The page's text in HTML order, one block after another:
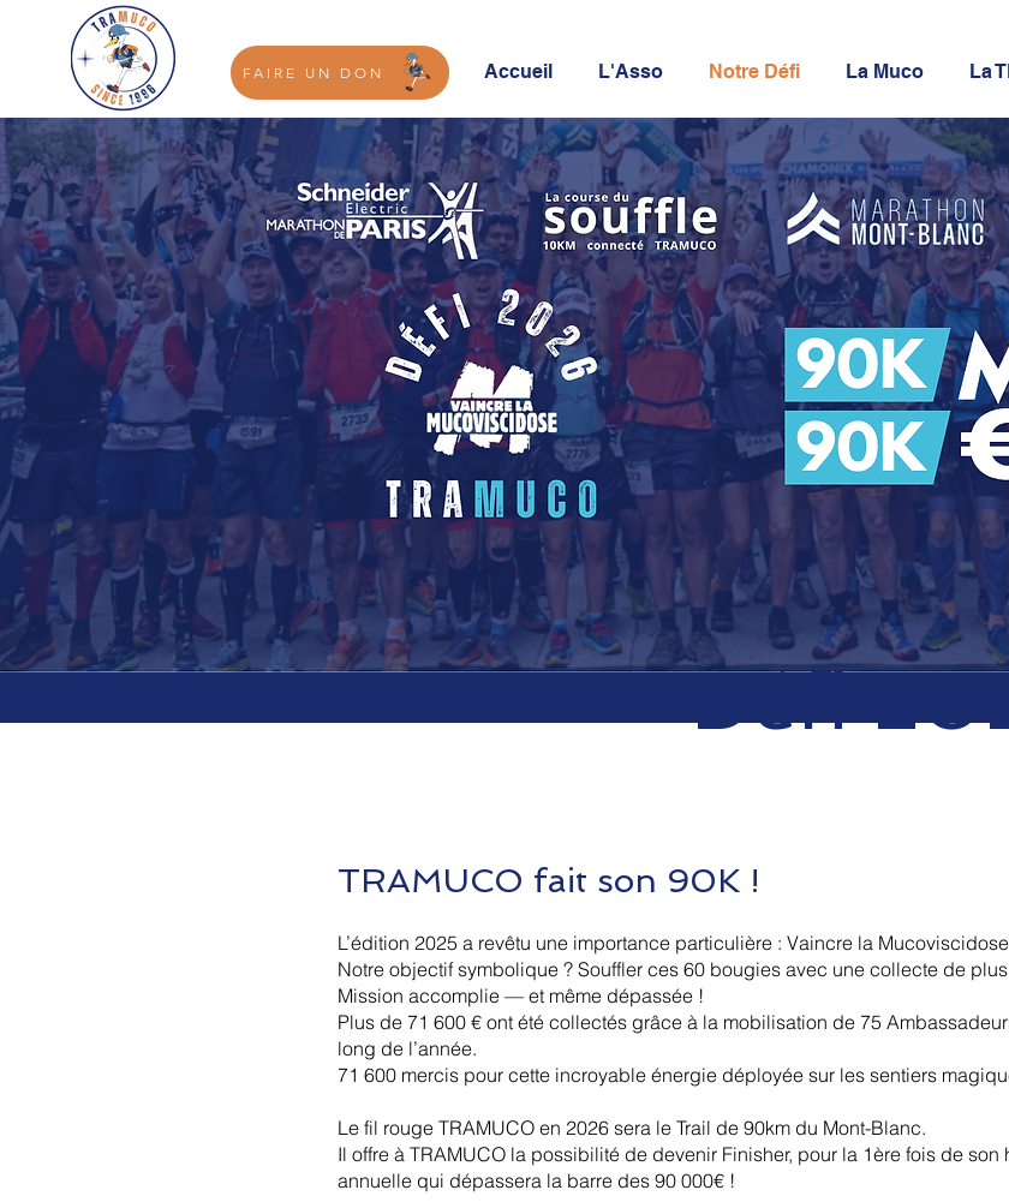
FAIRE UN DON Accueil L'Asso Notre Défi La Muco La
TRAMUCO fait son 90K !
L’édition 2025 a revêtu une importance particulière : Vaincre la
Notre objectif symbolique ? Souffler ces 60 bougies avec une collecte de
Mission accomplie — et même dépassée !
Plus de 71 600 € ont été collectés grâce à la mobilisation de 75
long de l’année.
71 600 mercis pour cette incroyable énergie déployée sur les sentiers
Le fil rouge TRAMUCO en 2026 sera le Trail de 90km du Mont-Blanc.
Il offre à TRAMUCO la possibilité de devenir Finisher, pour la 1ère fois de son
annuelle qui dépassera la barre des 90 000€ !
Défi